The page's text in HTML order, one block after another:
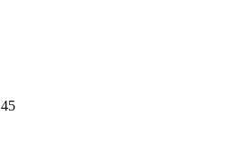
45